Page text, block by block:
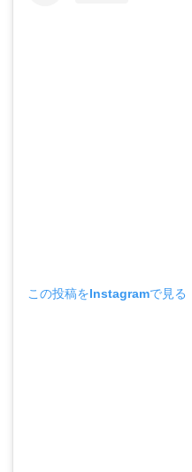
この投稿をInstagramで見る